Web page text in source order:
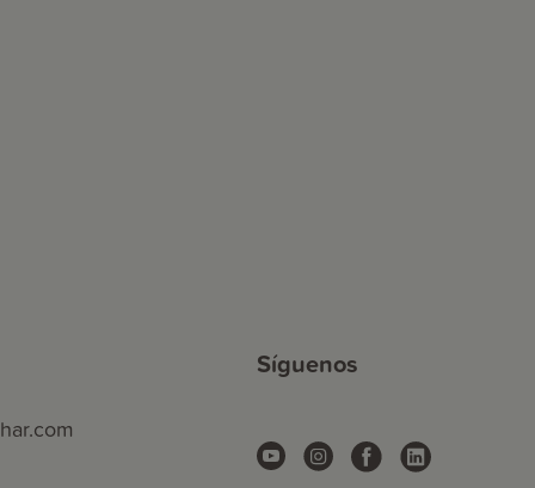
Síguenos